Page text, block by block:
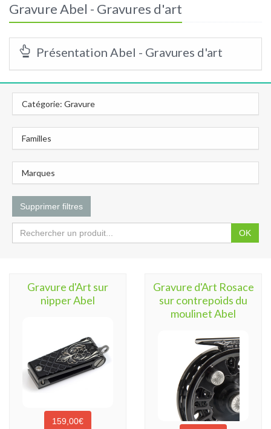
Gravure Abel - Gravures d'art
Présentation Abel - Gravures d'art
Catégorie: Gravure
Familles
Marques
Supprimer filtres
OK
Gravure d'Art sur
nipper Abel
159,00€
Gravure d'Art Rosace
sur contrepoids du
moulinet Abel